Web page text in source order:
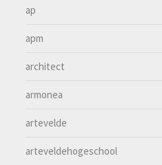
ap
apm
architect
armonea
artevelde
arteveldehogeschool